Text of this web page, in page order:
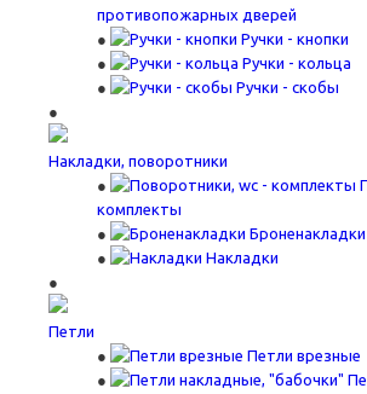
противопожарных дверей
Ручки - кнопки
Ручки - кольца
Ручки - скобы
Накладки, поворотники
комплекты
Броненакладки
Накладки
Петли
Петли врезные